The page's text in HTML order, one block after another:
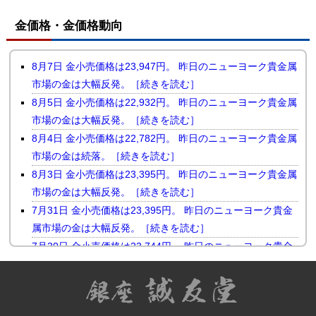
金価格・金価格動向
8月7日 金小売価格は23,947円。 昨日のニューヨーク貴金属
市場の金は大幅反発。［続きを読む］
8月5日 金小売価格は22,932円。 昨日のニューヨーク貴金属
市場の金は大幅反発。［続きを読む］
8月4日 金小売価格は22,782円。 昨日のニューヨーク貴金属
市場の金は続落。［続きを読む］
8月3日 金小売価格は23,395円。 昨日のニューヨーク貴金属
市場の金は大幅反発。［続きを読む］
7月31日 金小売価格は23,395円。 昨日のニューヨーク貴金
属市場の金は大幅反発。［続きを読む］
7月30日 金小売価格は23,744円。 昨日のニューヨーク貴金
属市場の金は小幅続落。［続きを読む］
7月29日 金小売価格は23,510円。 昨日のニューヨーク貴金
属市場の金は反落。［続きを読む］